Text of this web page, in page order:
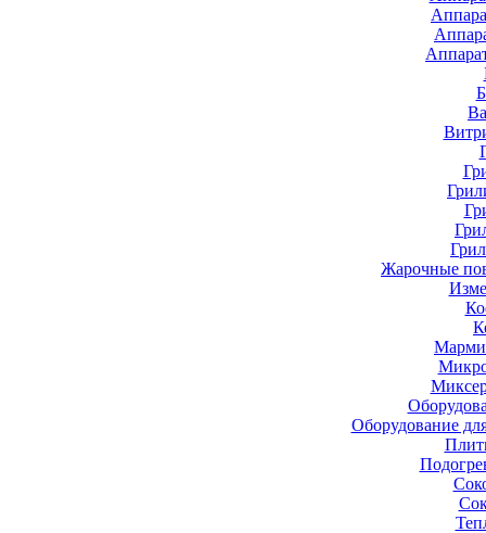
Жарочные
Оборудование